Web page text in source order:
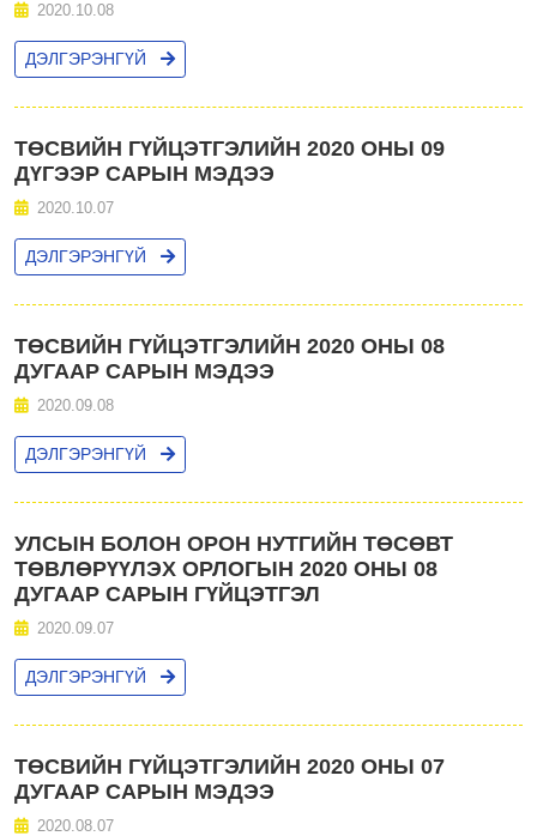
2020.10.08
ДЭЛГЭРЭНГҮЙ
ТӨСВИЙН ГҮЙЦЭТГЭЛИЙН 2020 ОНЫ 09
ДҮГЭЭР САРЫН МЭДЭЭ
2020.10.07
ДЭЛГЭРЭНГҮЙ
ТӨСВИЙН ГҮЙЦЭТГЭЛИЙН 2020 ОНЫ 08
ДУГААР САРЫН МЭДЭЭ
2020.09.08
ДЭЛГЭРЭНГҮЙ
УЛСЫН БОЛОН ОРОН НУТГИЙН ТӨСӨВТ
ТӨВЛӨРҮҮЛЭХ ОРЛОГЫН 2020 ОНЫ 08
ДУГААР САРЫН ГҮЙЦЭТГЭЛ
2020.09.07
ДЭЛГЭРЭНГҮЙ
ТӨСВИЙН ГҮЙЦЭТГЭЛИЙН 2020 ОНЫ 07
ДУГААР САРЫН МЭДЭЭ
2020.08.07